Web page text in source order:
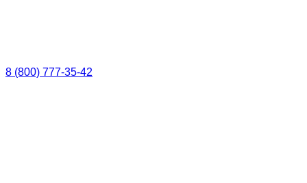
8 (800) 777-35-42